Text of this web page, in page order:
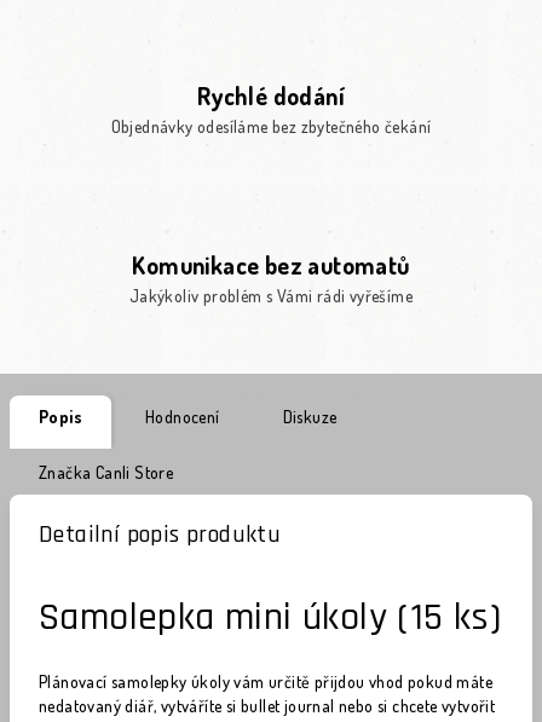
Rychlé dodání
Objednávky odesíláme bez zbytečného čekání
Komunikace bez automatů
Jakýkoliv problém s Vámi rádi vyřešíme
Popis Hodnocení Diskuze
Značka Canli Store
Detailní popis produktu
Samolepka mini úkoly (15 ks)
Plánovací samolepky úkoly vám určitě přijdou vhod pokud máte
nedatovaný diář, vytváříte si bullet journal nebo si chcete vytvořit